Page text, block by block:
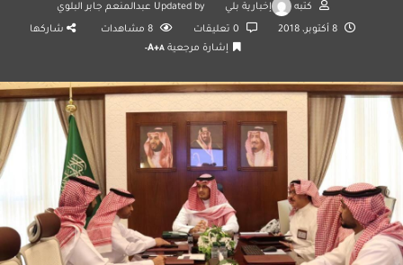
كتبه إخبارية بلي Updated by عبدالمنعم جابر البلوي
8 أكتوبر، 2018 8 مشاهدات
شاركها
إشارة مرجعية
A+A-